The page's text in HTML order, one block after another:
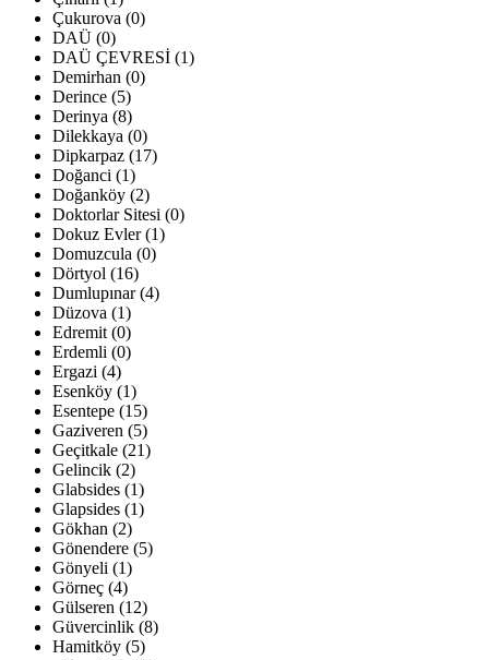
Çukurova (0)
DAÜ (0)
DAÜ ÇEVRESİ (1)
Demirhan (0)
Derince (5)
Derinya (8)
Dilekkaya (0)
Dipkarpaz (17)
Doğanci (1)
Doğanköy (2)
Doktorlar Sitesi (0)
Dokuz Evler (1)
Domuzcula (0)
Dörtyol (16)
Dumlupınar (4)
Düzova (1)
Edremit (0)
Erdemli (0)
Ergazi (4)
Esenköy (1)
Esentepe (15)
Gaziveren (5)
Geçitkale (21)
Gelincik (2)
Glabsides (1)
Glapsides (1)
Gökhan (2)
Gönendere (5)
Gönyeli (1)
Görneç (4)
Gülseren (12)
Güvercinlik (8)
Hamitköy (5)